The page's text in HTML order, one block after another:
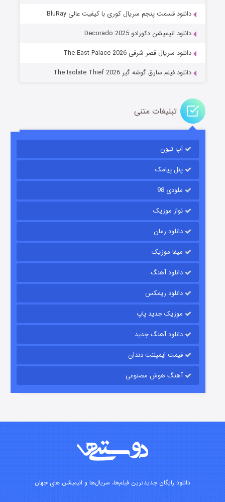
عملیات آپارتمان
قسمت۲ (زیرنویس) منتشر شد
قسمت
قسمت۷ (زیرنویس) منتشر شد
دانلود قسمت پنجم سریال کوری با کیفیت عالی BluRay
دانلود انیمیشن دکورادو Decorado 2025
دانلود سریال قصر شرقی The East Palace 2026
دانلود فیلم سارق گوشه گیر The Isolate Thief 2026
تبلیغات متنی
آپ تیون
پنل پیامک
ملودی 98
نواز موزیک
دانلود رمان
میفا موزیک
دانلود آهنگ
دانلود ریمکس
موزیک جدید پاپ
دانلود آهنگ جدید
قیمت ایمپلنت دندان
آهنگ هوش مصنوعی
دانلود رایگان جدیدترین فیلم‌ها، سریال‌ها و انیمیشن های جهان